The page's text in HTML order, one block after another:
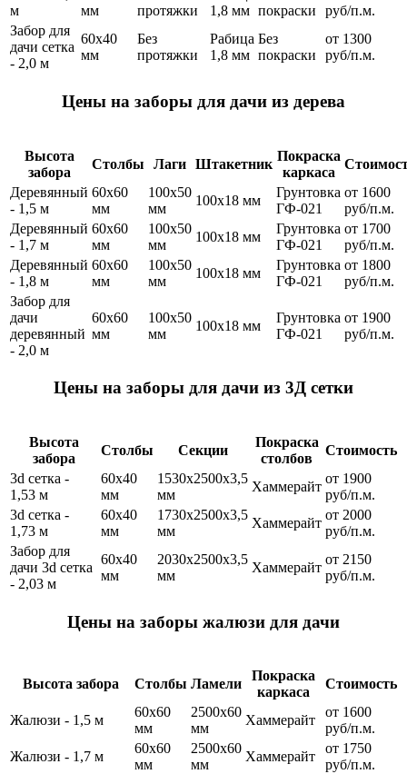
м
мм
протяжки
1,8 мм покраски
руб/п.м.
Забор для
дачи сетка
- 2,0 м
60х40
мм
Без
протяжки
Рабица
1,8 мм
Без
покраски
от 1300
руб/п.м.
Цены на заборы для дачи из дерева
Высота
забора
Столбы Лаги Штакетник
Покраска
каркаса
Деревянный
- 1,5 м
60х60
мм
100х50
мм
100х18 мм
Грунтовка
ГФ-021
от 1600
руб/п.м.
Деревянный
- 1,7 м
60х60
мм
100х50
мм
100х18 мм
Грунтовка
ГФ-021
от 1700
руб/п.м.
Деревянный
- 1,8 м
60х60
мм
100х50
мм
100х18 мм
Грунтовка
ГФ-021
от 1800
руб/п.м.
Забор для
дачи
деревянный
- 2,0 м
60х60
мм
100х50
мм
100х18 мм
Грунтовка
ГФ-021
от 1900
руб/п.м.
Цены на заборы для дачи из 3Д сетки
Высота
забора
Столбы Секции
Покраска
столбов
Стоимость
3d сетка -
1,53 м
60х40
мм
1530x2500x3,5
мм
Хаммерайт
от 1900
руб/п.м.
3d сетка -
1,73 м
60х40
мм
1730x2500x3,5
мм
Хаммерайт
от 2000
руб/п.м.
Забор для
дачи 3d сетка
- 2,03 м
60х40
мм
2030x2500x3,5
мм
Хаммерайт
от 2150
руб/п.м.
Цены на заборы жалюзи для дачи
Высота забора Столбы Ламели
Покраска
каркаса
Стоимость
Жалюзи - 1,5 м
60х60
мм
2500х60
мм
Хаммерайт
от 1600
руб/п.м.
Жалюзи - 1,7 м
60х60
мм
2500х60
мм
Хаммерайт
от 1750
руб/п.м.